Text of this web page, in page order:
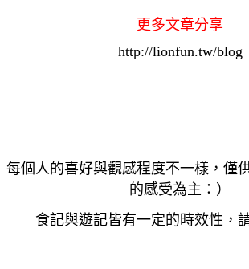
更多文章分享
http://lionfun.tw/blog
每個人的喜好與觀感程度不一樣，僅
的感受為主：）
食記與遊記皆有一定的時效性，